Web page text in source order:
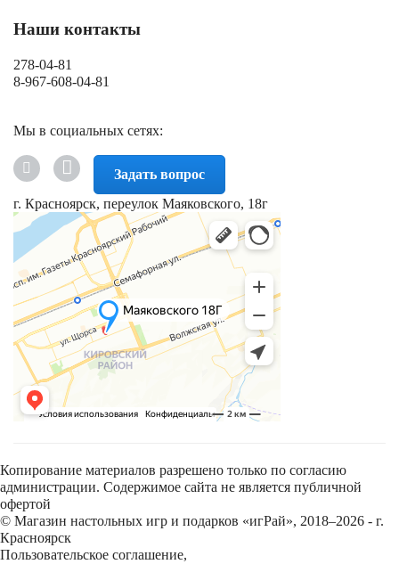
Наши контакты
278-04-81
8-967-608-04-81
Мы в социальных сетях:
Задать вопрос
г. Красноярск, переулок Маяковского, 18г
Копирование материалов разрешено только по согласию
администрации. Содержимое сайта не является публичной
офертой
© Магазин настольных игр и подарков «игРай», 2018–2026 - г.
Красноярск
Пользовательское соглашение,